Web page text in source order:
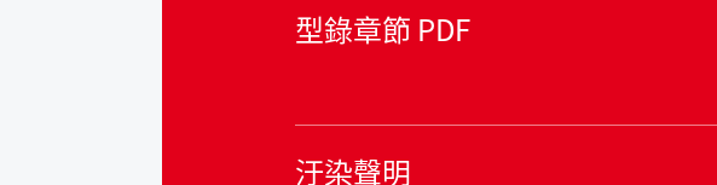
型錄章節 PDF
汙染聲明